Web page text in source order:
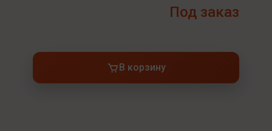
Под заказ
В корзину